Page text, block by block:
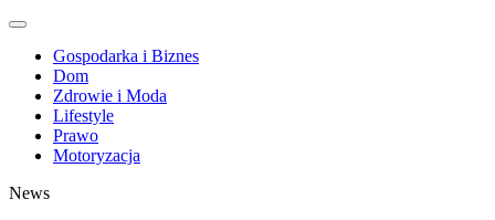
Gospodarka i Biznes
Dom
Zdrowie i Moda
Lifestyle
Prawo
Motoryzacja
News